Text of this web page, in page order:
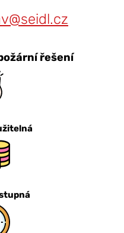
řešení